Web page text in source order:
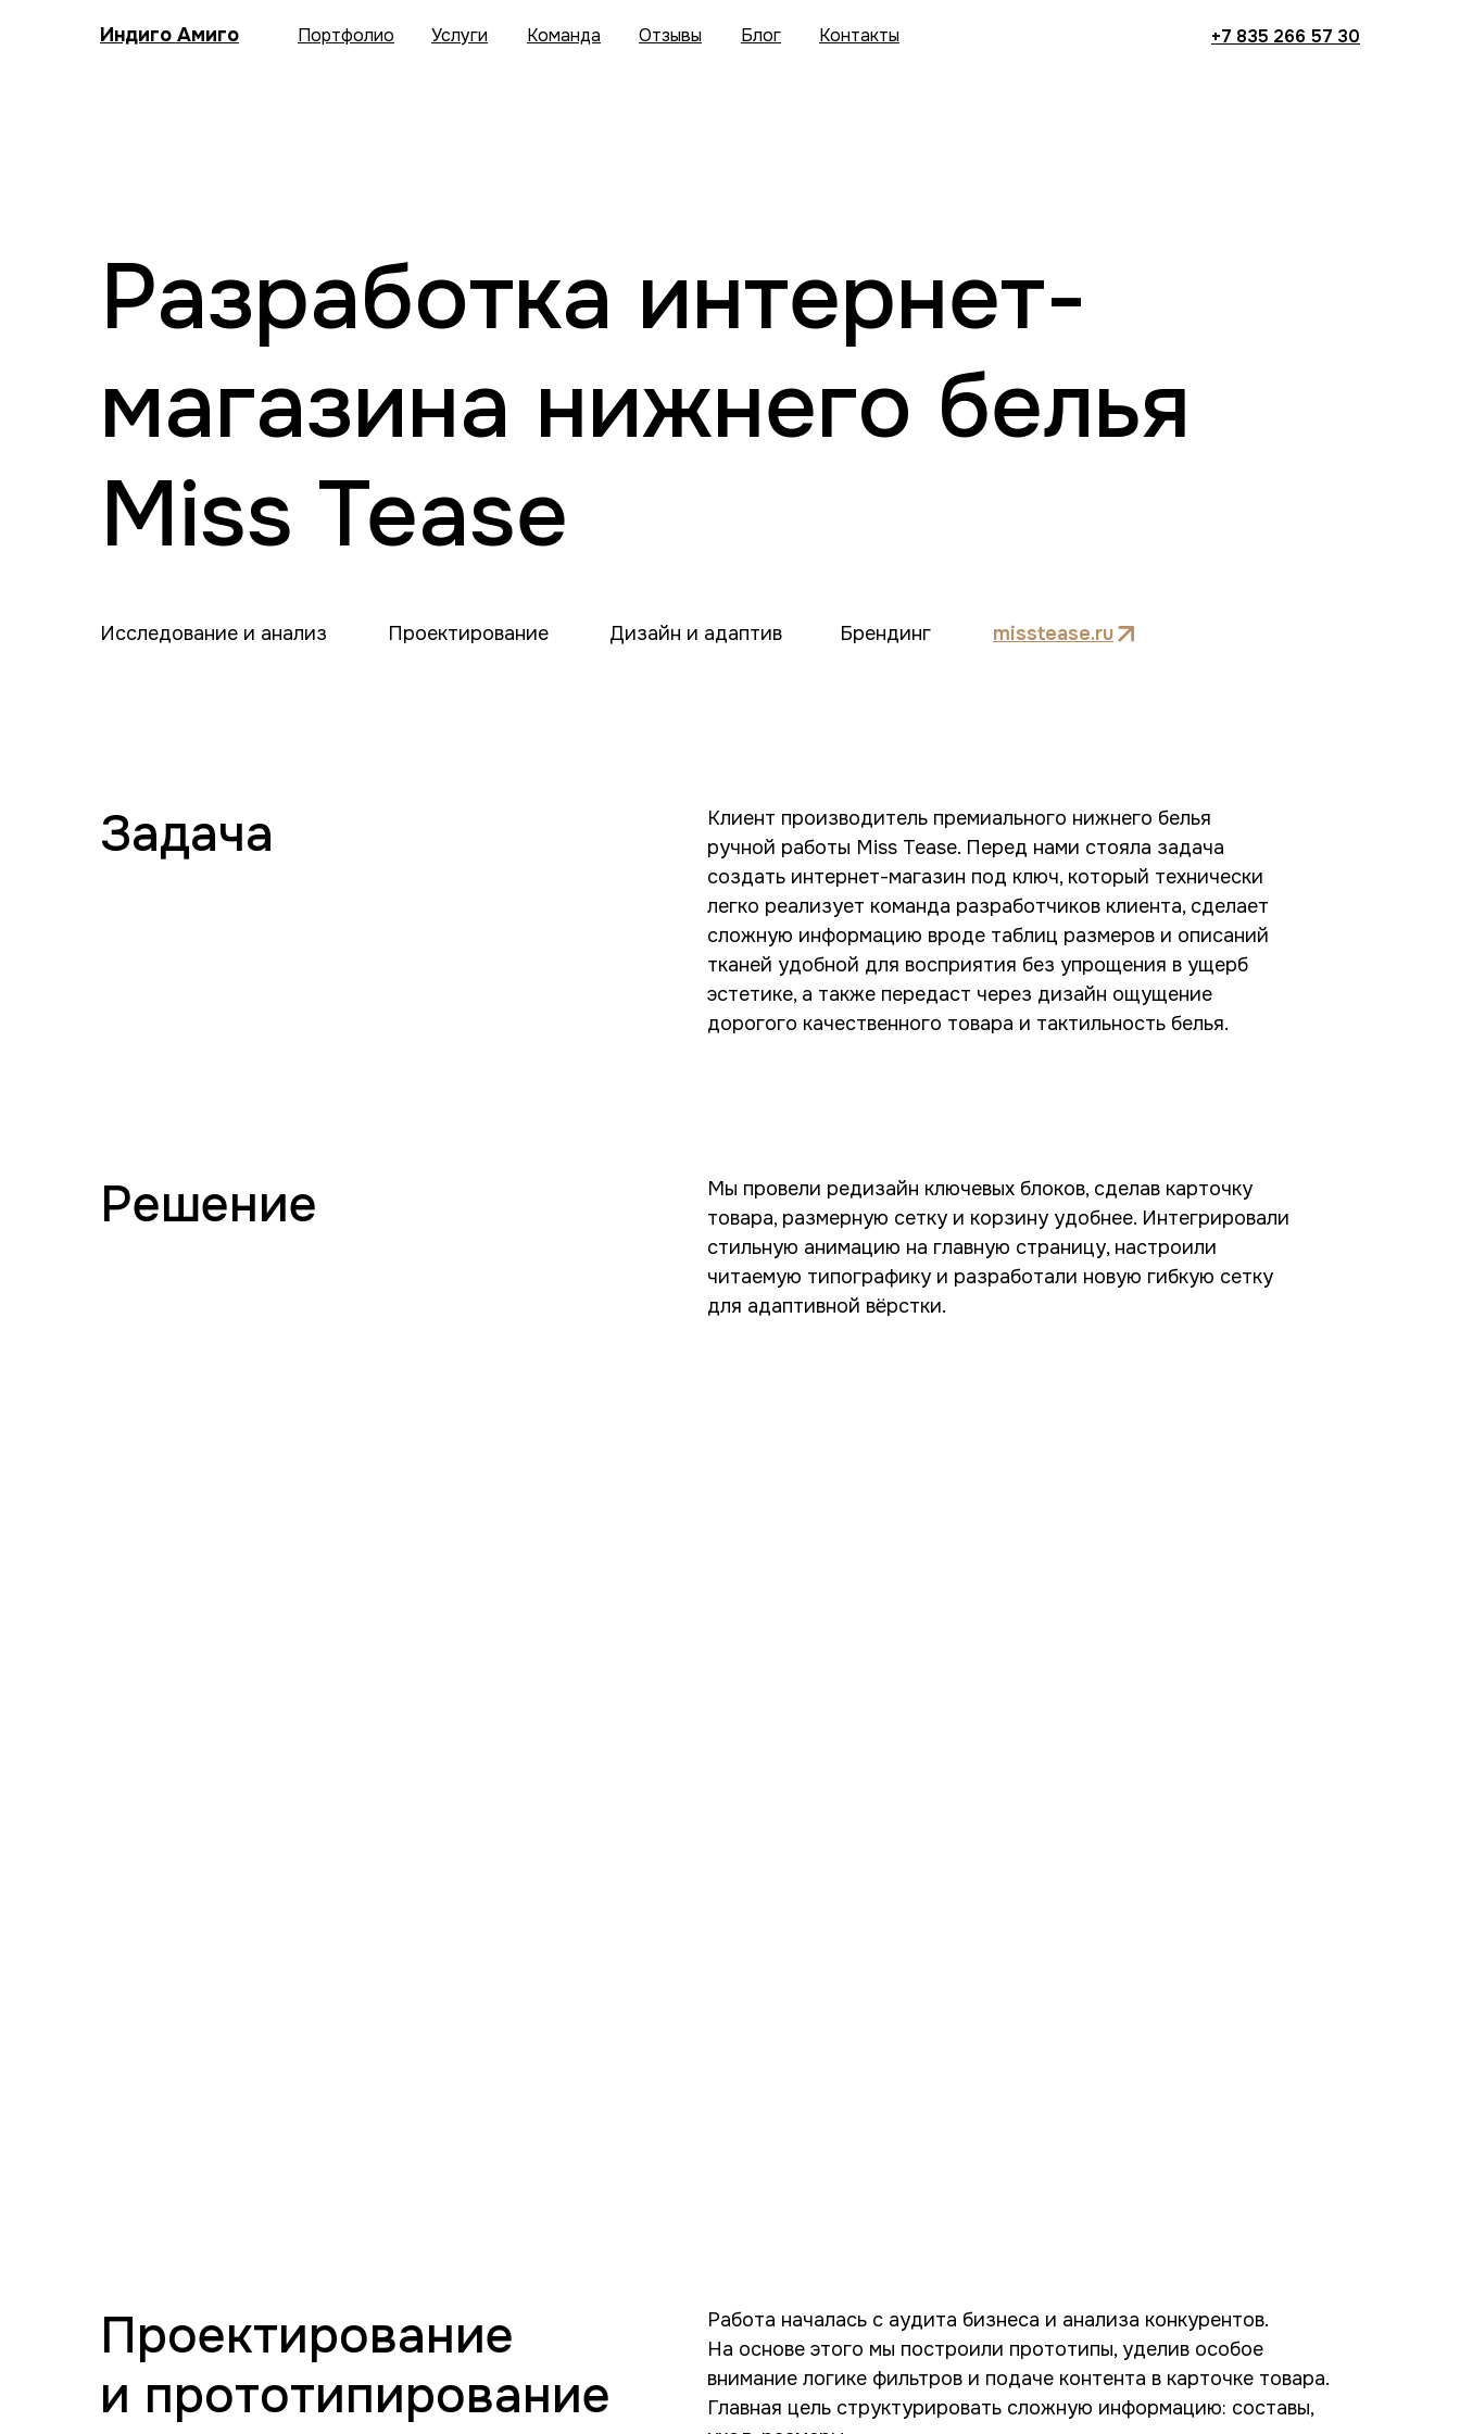
Индиго Амиго Портфолио Услуги Команда Отзывы Блог Контакты +7 835 266 57 30
Разработка интернет-
магазина нижнего белья
Miss Tease
Исследование и анализ Проектирование Дизайн и адаптив misstease.ru
Брендинг
Задача
Клиент производитель премиального нижнего белья
ручной работы Miss Tease. Перед нами стояла задача
создать интернет-магазин под ключ, который технически
легко реализует команда разработчиков клиента, сделает
сложную информацию вроде таблиц размеров и описаний
тканей удобной для восприятия без упрощения в ущерб
эстетике, а также передаст через дизайн ощущение
дорогого качественного товара и тактильность белья.
Решение
Мы провели редизайн ключевых блоков, сделав карточку
товара, размерную сетку и корзину удобнее. Интегрировали
стильную анимацию на главную страницу, настроили
читаемую типографику и разработали новую гибкую сетку
для адаптивной вёрстки.
Проектирование
и прототипирование
Работа началась с аудита бизнеса и анализа конкурентов.
На основе этого мы построили прототипы, уделив особое
внимание логике фильтров и подаче контента в карточке товара.
Главная цель структурировать сложную информацию: составы,